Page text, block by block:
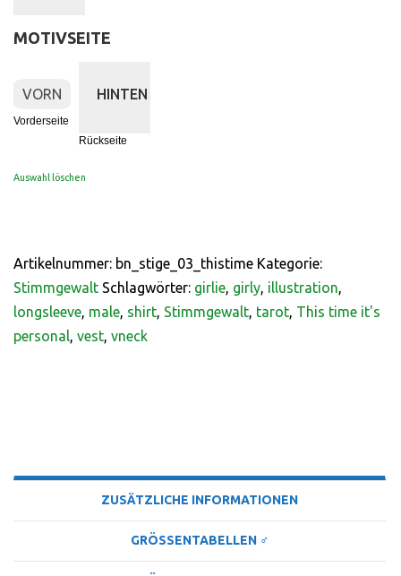
MOTIVSEITE
VORN
Vorderseite
HINTEN
Rückseite
Auswahl löschen
Artikelnummer: bn_stige_03_thistime Kategorie:
Stimmgewalt Schlagwörter: girlie, girly, illustration,
longsleeve, male, shirt, Stimmgewalt, tarot, This time it's
personal, vest, vneck
ZUSÄTZLICHE INFORMATIONEN
GRÖSSENTABELLEN ♂